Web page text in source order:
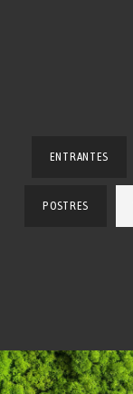
ENTRANTES
POSTRES